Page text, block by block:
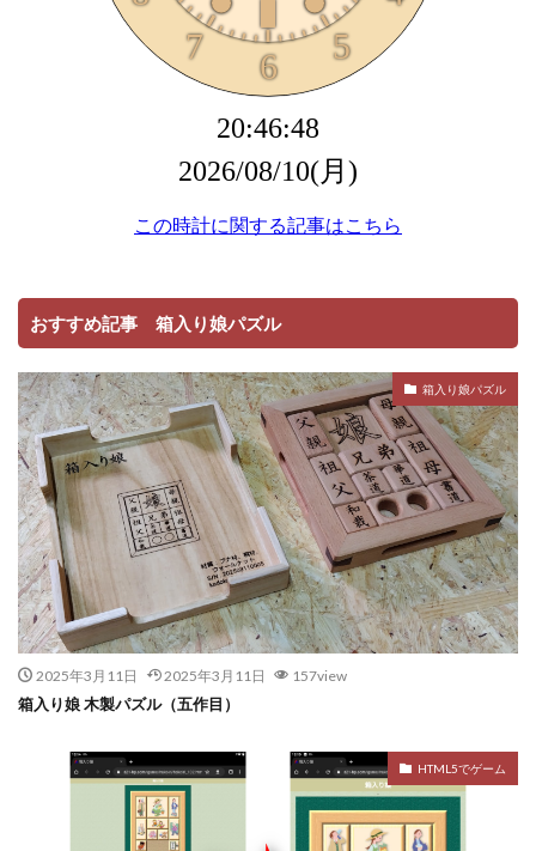
おすすめ記事 箱入り娘パズル
箱入り娘パズル
2025年3月11日 2025年3月11日 157view
箱入り娘 木製パズル（五作目）
HTML5でゲーム